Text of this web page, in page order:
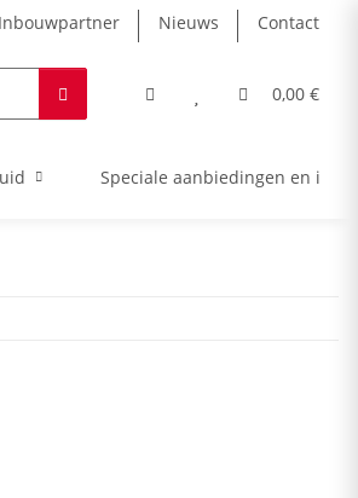
Inbouwpartner Nieuws Contact
0,00 €
Speciale aanbiedingen en